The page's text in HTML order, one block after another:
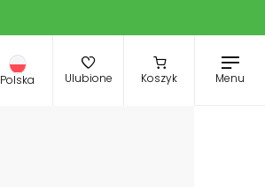
Polska Ulubione Koszyk Menu